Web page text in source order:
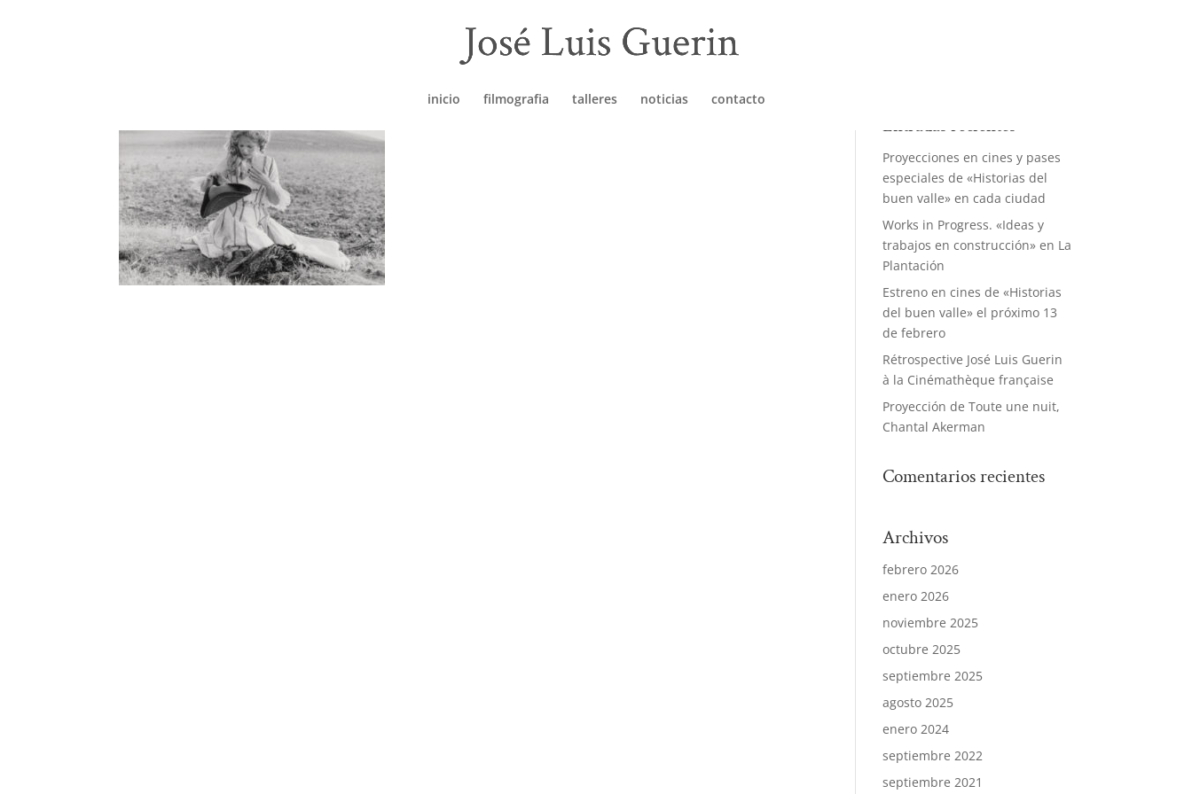
inicio filmografia talleres noticias contacto
Entradas recientes
Proyecciones en cines y pases
especiales de «Historias del
buen valle» en cada ciudad
Works in Progress. «Ideas y
trabajos en construcción» en La
Plantación
Estreno en cines de «Historias
del buen valle» el próximo 13
de febrero
Rétrospective José Luis Guerin
à la Cinémathèque française
Proyección de Toute une nuit,
Chantal Akerman
Comentarios recientes
Archivos
febrero 2026
enero 2026
noviembre 2025
octubre 2025
septiembre 2025
agosto 2025
enero 2024
septiembre 2022
septiembre 2021